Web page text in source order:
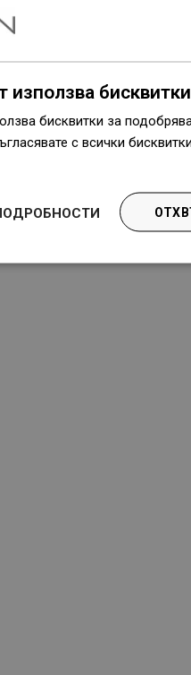
използва бисквитки
бисквитки за
с всички